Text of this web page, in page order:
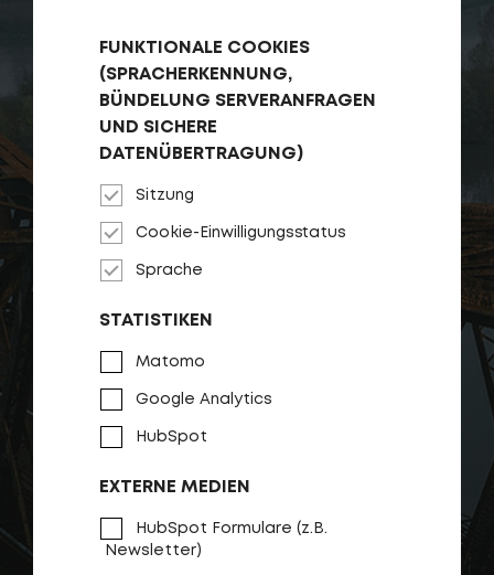
de-DE Login
FUNKTIONALE COOKIES
(SPRACHERKENNUNG,
BÜNDELUNG SERVERANFRAGEN
UND SICHERE
DATENÜBERTRAGUNG)
Sitzung
Cookie-Einwilligungsstatus
Sprache
STATISTIKEN
Matomo
Google Analytics
HubSpot
EXTERNE MEDIEN
HubSpot Formulare (z.B.
Newsletter)